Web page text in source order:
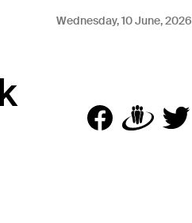
Wednesday, 10 June, 2026